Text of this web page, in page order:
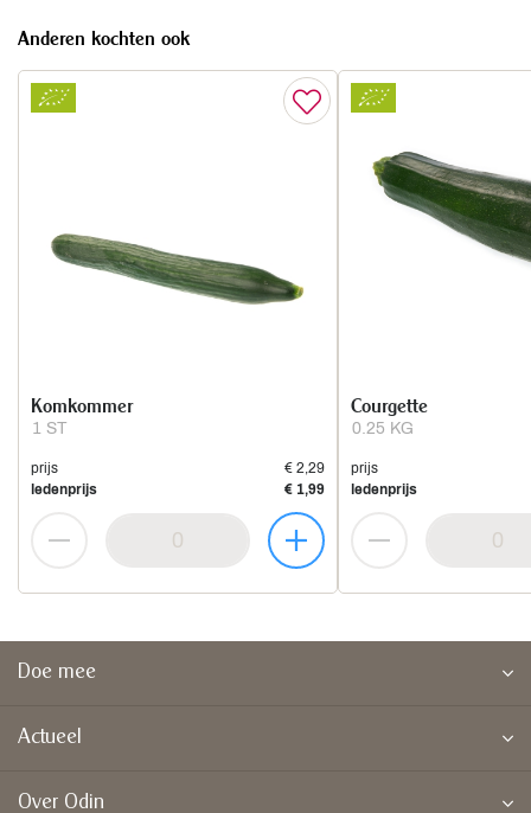
Anderen kochten ook
1 ST
Komkommer
prijs
€ 2,29
ledenprijs
€ 1,99
0.25 KG
Courgette
prijs
ledenprijs
Doe mee
Actueel
Over Odin